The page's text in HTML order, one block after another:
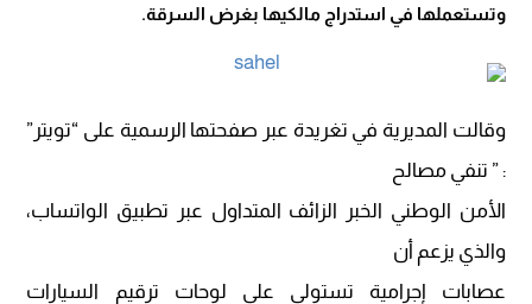
وتستعملها في استدراج مالكيها بغرض السرقة.
وقالت المديرية في تغريدة عبر صفحتها الرسمية على “تويتر”
: ” تنفي مصالح
الأمن الوطني الخبر الزائف المتداول عبر تطبيق الواتساب،
والذي يزعم أن
عصابات إجرامية تستولي على لوحات ترقيم السيارات